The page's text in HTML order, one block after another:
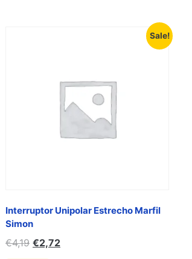
Sale!
Interruptor Unipolar Estrecho Marfil
Simon
€4,19 €2,72